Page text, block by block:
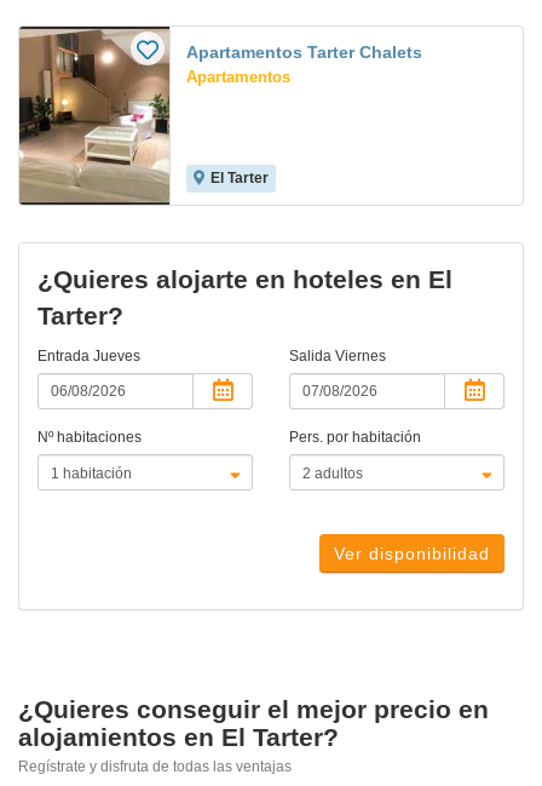
Apartamentos Tarter Chalets
Apartamentos
El Tarter
¿Quieres alojarte en hoteles en El
Tarter?
Entrada Jueves Salida Viernes
Nº habitaciones Pers. por habitación
Ver disponibilidad
¿Quieres conseguir el mejor precio en
alojamientos en El Tarter?
Regístrate y disfruta de todas las ventajas